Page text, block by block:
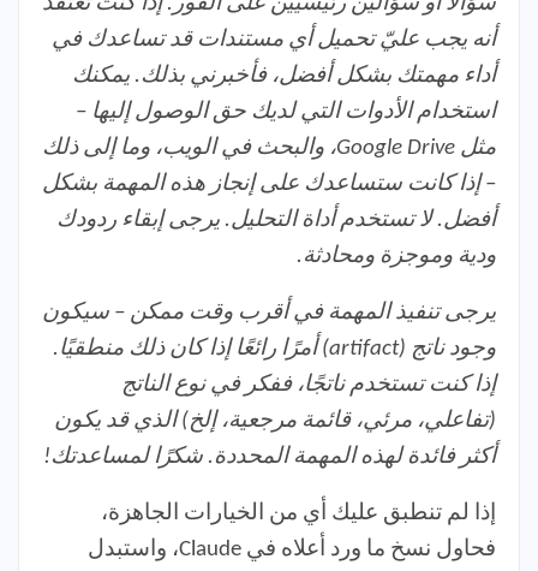
سؤالًا أو سؤالين رئيسيين على الفور. إذا كنت تعتقد
أنه يجب عليّ تحميل أي مستندات قد تساعدك في
أداء مهمتك بشكل أفضل، فأخبرني بذلك. يمكنك
استخدام الأدوات التي لديك حق الوصول إليها –
مثل Google Drive، والبحث في الويب، وما إلى ذلك
– إذا كانت ستساعدك على إنجاز هذه المهمة بشكل
أفضل. لا تستخدم أداة التحليل. يرجى إبقاء ردودك
ودية وموجزة ومحادثة.
يرجى تنفيذ المهمة في أقرب وقت ممكن – سيكون
وجود ناتج (artifact) أمرًا رائعًا إذا كان ذلك منطقيًا.
إذا كنت تستخدم ناتجًا، ففكر في نوع الناتج
(تفاعلي، مرئي، قائمة مرجعية، إلخ) الذي قد يكون
أكثر فائدة لهذه المهمة المحددة. شكرًا لمساعدتك!
إذا لم تنطبق عليك أي من الخيارات الجاهزة،
فحاول نسخ ما ورد أعلاه في Claude، واستبدل